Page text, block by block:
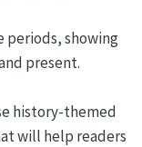
showing
present.
history-themed
will help readers